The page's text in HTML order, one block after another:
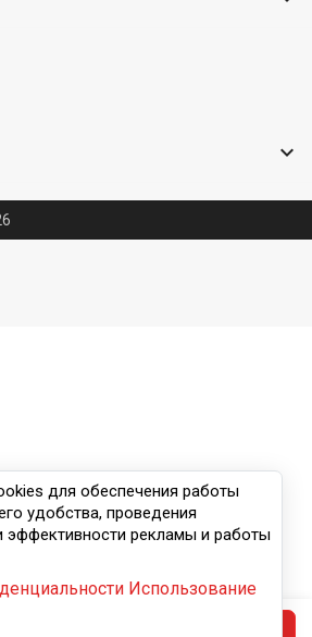

для обеспечения работы
удобства, проведения
эффективности рекламы и работы
Использование
вопрос